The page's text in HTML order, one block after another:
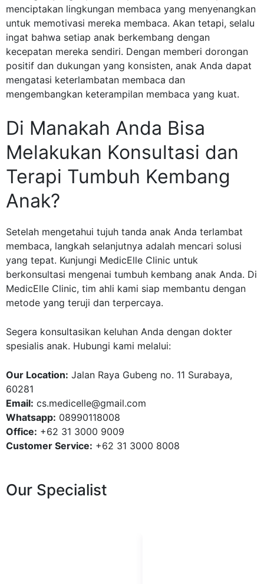
menciptakan lingkungan membaca yang menyenangkan
untuk memotivasi mereka membaca. Akan tetapi, selalu
ingat bahwa setiap anak berkembang dengan
kecepatan mereka sendiri. Dengan memberi dorongan
positif dan dukungan yang konsisten, anak Anda dapat
mengatasi keterlambatan membaca dan
mengembangkan keterampilan membaca yang kuat.
Di Manakah Anda Bisa
Melakukan Konsultasi dan
Terapi Tumbuh Kembang
Anak?
Setelah mengetahui tujuh tanda anak Anda terlambat
membaca, langkah selanjutnya adalah mencari solusi
yang tepat. Kunjungi MedicElle Clinic untuk
berkonsultasi mengenai tumbuh kembang anak Anda. Di
MedicElle Clinic, tim ahli kami siap membantu dengan
metode yang teruji dan terpercaya.
Segera konsultasikan keluhan Anda dengan dokter
spesialis anak. Hubungi kami melalui:
Our Location: Jalan Raya Gubeng no. 11 Surabaya,
60281
Email: cs.medicelle@gmail.com
Whatsapp: 08990118008
Office: +62 31 3000 9009
Customer Service: +62 31 3000 8008
Our Specialist